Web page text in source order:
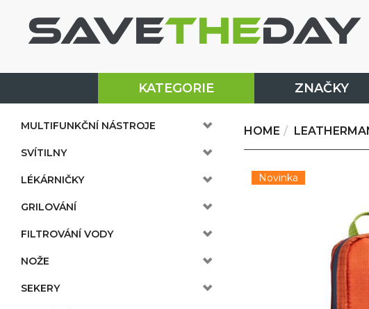
KATEGORIE ZNAČKY
MULTIFUNKČNÍ NÁSTROJE
SVÍTILNY
LÉKÁRNIČKY
GRILOVÁNÍ
FILTROVÁNÍ VODY
NOŽE
SEKERY
HOME
Novinka